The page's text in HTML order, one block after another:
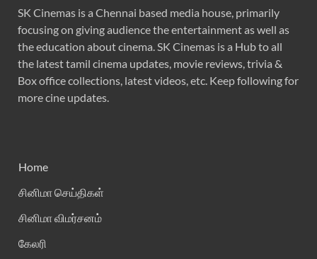
SK Cinemas is a Chennai based media house, primarily
focusing on giving audience the entertainment as well as
the education about cinema. SK Cinemas is a Hub to all
the latest tamil cinema updates, movie reviews, trivia &
Box office collections, latest videos, etc. Keep following for
more cine updates.
Home
சினிமா செய்திகள்
சினிமா விமர்சனம்
கேலரி